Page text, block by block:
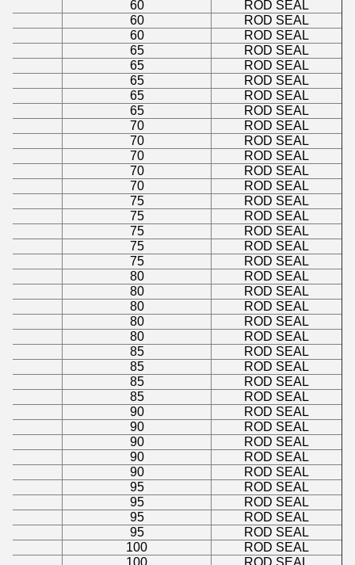
ROD SEAL
60
ROD SEAL
60
ROD SEAL
60
ROD SEAL
65
ROD SEAL
65
ROD SEAL
65
ROD SEAL
65
ROD SEAL
65
ROD SEAL
70
ROD SEAL
70
ROD SEAL
70
ROD SEAL
70
ROD SEAL
70
ROD SEAL
75
ROD SEAL
75
ROD SEAL
75
ROD SEAL
75
ROD SEAL
75
ROD SEAL
80
ROD SEAL
80
ROD SEAL
80
ROD SEAL
80
ROD SEAL
80
ROD SEAL
85
ROD SEAL
85
ROD SEAL
85
ROD SEAL
85
ROD SEAL
90
ROD SEAL
90
ROD SEAL
90
ROD SEAL
90
ROD SEAL
90
ROD SEAL
95
ROD SEAL
95
ROD SEAL
95
ROD SEAL
95
ROD SEAL
100
ROD SEAL
100